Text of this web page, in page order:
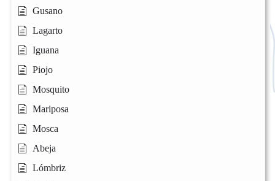
Gusano
Lagarto
Iguana
Piojo
Mosquito
Mariposa
Mosca
Abeja
Lómbriz